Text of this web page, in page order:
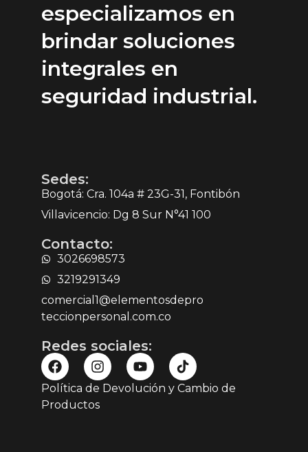
especializamos en
brindar soluciones
integrales en
seguridad industrial.
Sedes:
Bogotá: Cra. 104a # 23G-31, Fontibón
Villavicencio: Dg 8 Sur N°41 100
Contacto:
3026698573
3219291349
comercial1@elementosdepro
teccionpersonal.com.co
Redes sociales:
Política de Devolución y Cambio de
Productos